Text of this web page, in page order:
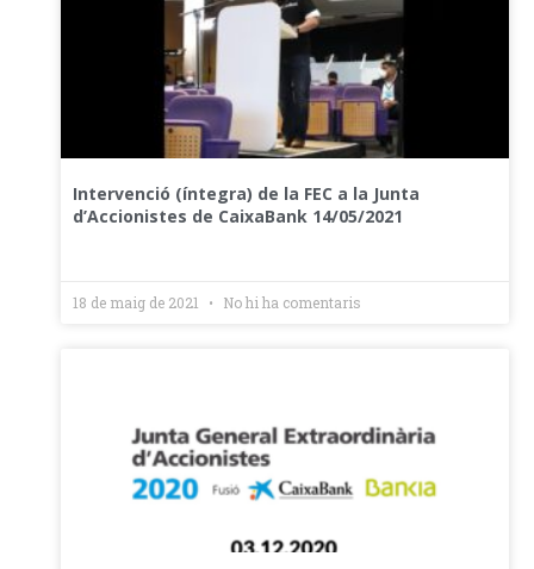
Intervenció (íntegra) de la FEC a la Junta
d’Accionistes de CaixaBank 14/05/2021
18 de maig de 2021 No hi ha comentaris